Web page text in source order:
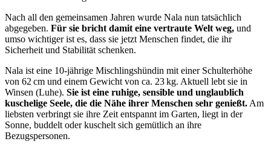
Nach all den gemeinsamen Jahren wurde Nala nun tatsächlich
abgegeben. Für sie bricht damit eine vertraute Welt weg, und
umso wichtiger ist es, dass sie jetzt Menschen findet, die ihr
Sicherheit und Stabilität schenken.
Nala ist eine 10‑jährige Mischlingshündin mit einer Schulterhöhe
von 62 cm und einem Gewicht von ca. 23 kg. Aktuell lebt sie in
Winsen (Luhe). Sie ist eine ruhige, sensible und unglaublich
kuschelige Seele, die die Nähe ihrer Menschen sehr genießt. Am
liebsten verbringt sie ihre Zeit entspannt im Garten, liegt in der
Sonne, buddelt oder kuschelt sich gemütlich an ihre
Bezugspersonen.